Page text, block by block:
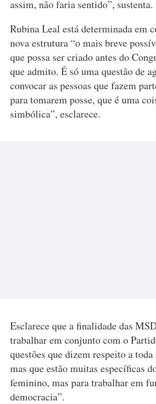
assim, não faria sentido”, sustenta.
Rubina Leal está determinada em
nova estrutura “o mais breve
que possa ser criado antes do
que admito. É só uma questão de
convocar as pessoas que fazem
para tomarem posse, que é uma
simbólica”, esclarece.
Esclarece que a finalidade das
trabalhar em conjunto com o
questões que dizem respeito a
mas que estão muitas específicas
feminino, mas para trabalhar em
democracia”.